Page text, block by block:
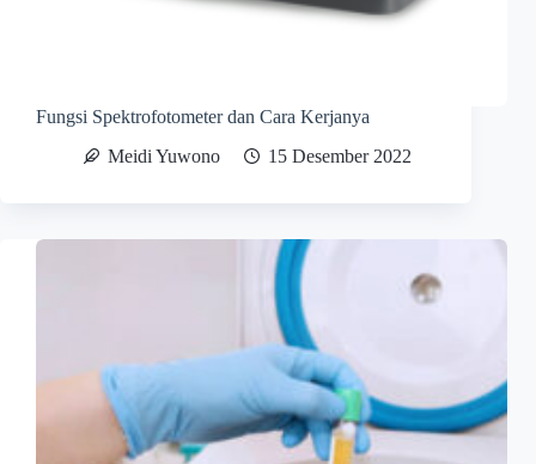
Fungsi Spektrofotometer dan Cara Kerjanya
Meidi Yuwono
15 Desember 2022